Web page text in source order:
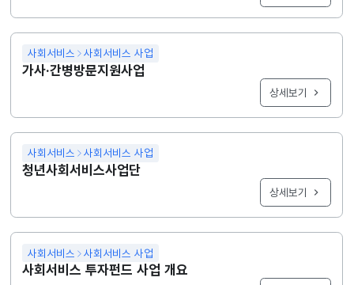
사회서비스 사회서비스 사업
가사·간병방문지원사업
상세보기
사회서비스 사회서비스 사업
청년사회서비스사업단
상세보기
사회서비스 사회서비스 사업
사회서비스 투자펀드 사업 개요